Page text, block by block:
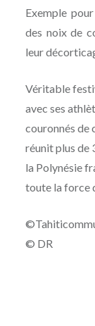
Exemple
des noix de
leur
Véritable
avec ses
couronnés de
réunit plus de
la Polynésie
toute la force
© DR